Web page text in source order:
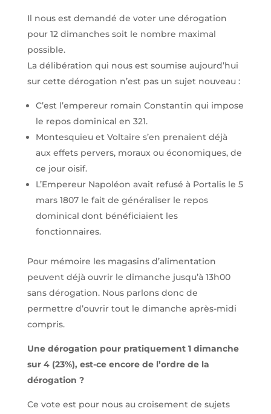
Il nous est demandé de voter une dérogation
pour 12 dimanches soit le nombre maximal
possible.
La délibération qui nous est soumise aujourd’hui
sur cette dérogation n’est pas un sujet nouveau :
C’est l’empereur romain Constantin qui impose
le repos dominical en 321.
Montesquieu et Voltaire s’en prenaient déjà
aux effets pervers, moraux ou économiques, de
ce jour oisif.
L’Empereur Napoléon avait refusé à Portalis le 5
mars 1807 le fait de généraliser le repos
dominical dont bénéficiaient les
fonctionnaires.
Pour mémoire les magasins d’alimentation
peuvent déjà ouvrir le dimanche jusqu’à 13h00
sans dérogation. Nous parlons donc de
permettre d’ouvrir tout le dimanche après-midi
compris.
Une dérogation pour pratiquement 1 dimanche
sur 4 (23%), est-ce encore de l’ordre de la
dérogation ?
Ce vote est pour nous au croisement de sujets